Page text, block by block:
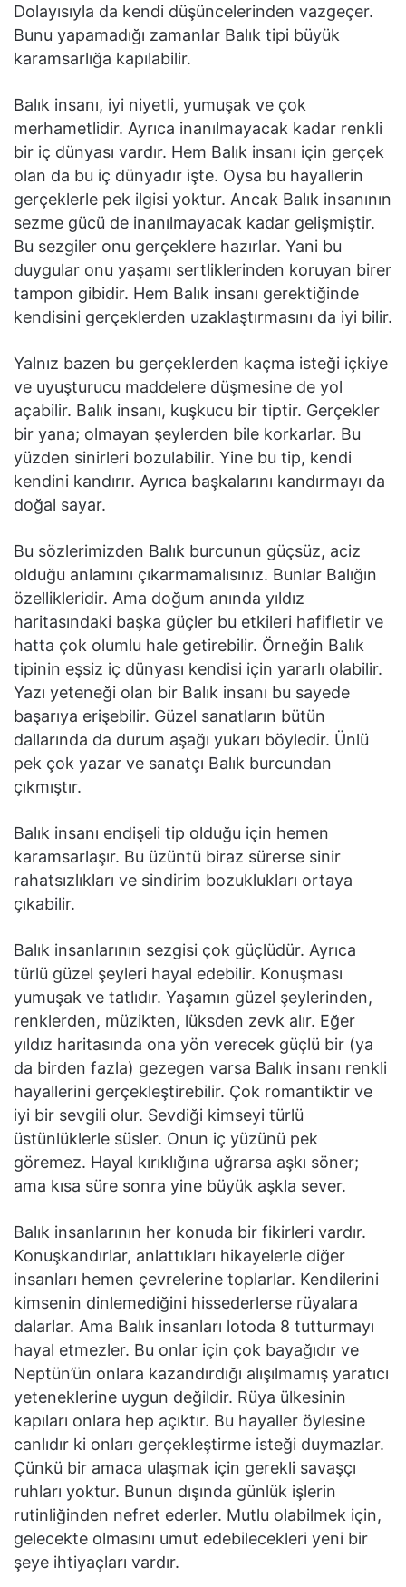
Dolayısıyla da kendi düşüncelerinden vazgeçer.
Bunu yapamadığı zamanlar Balık tipi büyük
karamsarlığa kapılabilir.
Balık insanı, iyi niyetli, yumuşak ve çok
merhametlidir. Ayrıca inanılmayacak kadar renkli
bir iç dünyası vardır. Hem Balık insanı için gerçek
olan da bu iç dünyadır işte. Oysa bu hayallerin
gerçeklerle pek ilgisi yoktur. Ancak Balık insanının
sezme gücü de inanılmayacak kadar gelişmiştir.
Bu sezgiler onu gerçeklere hazırlar. Yani bu
duygular onu yaşamı sertliklerinden koruyan birer
tampon gibidir. Hem Balık insanı gerektiğinde
kendisini gerçeklerden uzaklaştırmasını da iyi bilir.
Yalnız bazen bu gerçeklerden kaçma isteği içkiye
ve uyuşturucu maddelere düşmesine de yol
açabilir. Balık insanı, kuşkucu bir tiptir. Gerçekler
bir yana; olmayan şeylerden bile korkarlar. Bu
yüzden sinirleri bozulabilir. Yine bu tip, kendi
kendini kandırır. Ayrıca başkalarını kandırmayı da
doğal sayar.
Bu sözlerimizden Balık burcunun güçsüz, aciz
olduğu anlamını çıkarmamalısınız. Bunlar Balığın
özellikleridir. Ama doğum anında yıldız
haritasındaki başka güçler bu etkileri hafifletir ve
hatta çok olumlu hale getirebilir. Örneğin Balık
tipinin eşsiz iç dünyası kendisi için yararlı olabilir.
Yazı yeteneği olan bir Balık insanı bu sayede
başarıya erişebilir. Güzel sanatların bütün
dallarında da durum aşağı yukarı böyledir. Ünlü
pek çok yazar ve sanatçı Balık burcundan
çıkmıştır.
Balık insanı endişeli tip olduğu için hemen
karamsarlaşır. Bu üzüntü biraz sürerse sinir
rahatsızlıkları ve sindirim bozuklukları ortaya
çıkabilir.
Balık insanlarının sezgisi çok güçlüdür. Ayrıca
türlü güzel şeyleri hayal edebilir. Konuşması
yumuşak ve tatlıdır. Yaşamın güzel şeylerinden,
renklerden, müzikten, lüksden zevk alır. Eğer
yıldız haritasında ona yön verecek güçlü bir (ya
da birden fazla) gezegen varsa Balık insanı renkli
hayallerini gerçekleştirebilir. Çok romantiktir ve
iyi bir sevgili olur. Sevdiği kimseyi türlü
üstünlüklerle süsler. Onun iç yüzünü pek
göremez. Hayal kırıklığına uğrarsa aşkı söner;
ama kısa süre sonra yine büyük aşkla sever.
Balık insanlarının her konuda bir fikirleri vardır.
Konuşkandırlar, anlattıkları hikayelerle diğer
insanları hemen çevrelerine toplarlar. Kendilerini
kimsenin dinlemediğini hissederlerse rüyalara
dalarlar. Ama Balık insanları lotoda 8 tutturmayı
hayal etmezler. Bu onlar için çok bayağıdır ve
Neptün’ün onlara kazandırdığı alışılmamış yaratıcı
yeteneklerine uygun değildir. Rüya ülkesinin
kapıları onlara hep açıktır. Bu hayaller öylesine
canlıdır ki onları gerçekleştirme isteği duymazlar.
Çünkü bir amaca ulaşmak için gerekli savaşçı
ruhları yoktur. Bunun dışında günlük işlerin
rutinliğinden nefret ederler. Mutlu olabilmek için,
gelecekte olmasını umut edebilecekleri yeni bir
şeye ihtiyaçları vardır.